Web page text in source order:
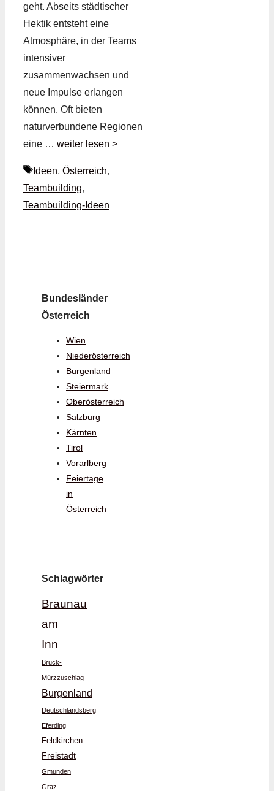
geht. Abseits städtischer
Hektik entsteht eine
Atmosphäre, in der Teams
intensiver
zusammenwachsen und
neue Impulse erlangen
können. Oft bieten
naturverbundene Regionen
eine … weiter lesen >
Schlagwörter
Ideen, Österreich,
Teambuilding,
Teambuilding-Ideen
Bundesländer
Österreich
Wien
Niederösterreich
Burgenland
Steiermark
Oberösterreich
Salzburg
Kärnten
Tirol
Vorarlberg
Feiertage
in
Österreich
Schlagwörter
Braunau
am
Inn
Bruck-
Mürzzuschlag
Burgenland
Deutschlandsberg
Eferding
Feldkirchen
Freistadt
Gmunden
Graz-